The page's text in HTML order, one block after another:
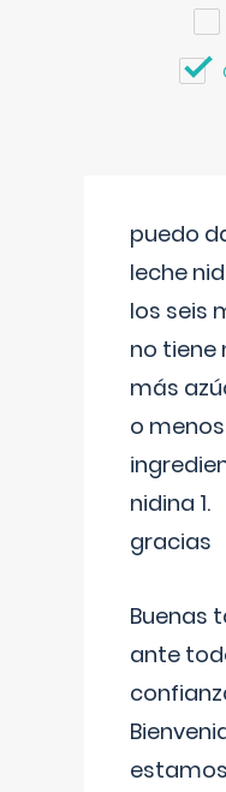
puedo
leche
los seis
no tiene
más
o
nidina 1.
gracias
Buenas
ante